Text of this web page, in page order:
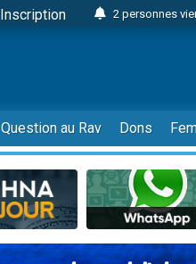
Inscription
2 personnes
12
30
Il reste 49
3 personnes
2 personnes
3 personnes
2 nouvelles
8
Question au Rav Dons